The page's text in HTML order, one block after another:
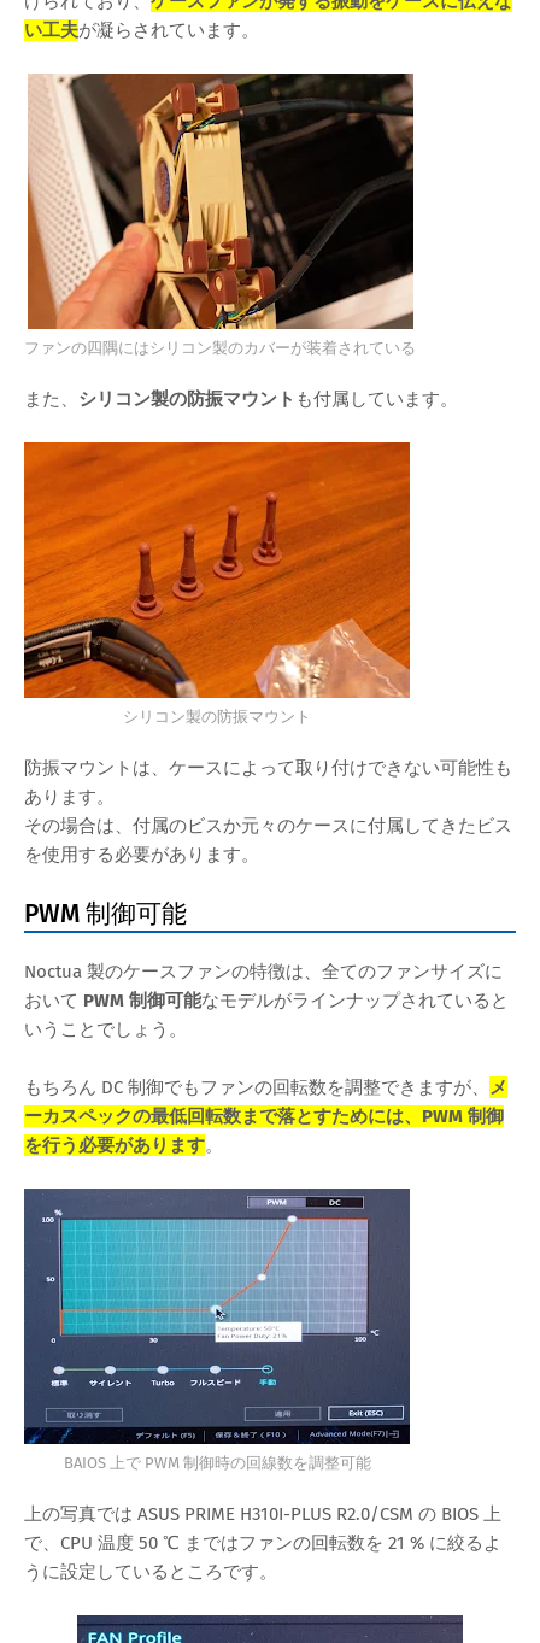
い工夫が凝らされています。
ファンの四隅にはシリコン製のカバーが装着されている
また、 シリコン製の防振マウント も付属しています。
シリコン製の防振マウント
防振マウントは、ケースによって取り付けできない可能性も
あります。
その場合は、付属のビスか元々のケースに付属してきたビス
を使用する必要があります。
PWM 制御可能
Noctua 製のケースファンの特徴は、全てのファンサイズに
おいて PWM 制御可能なモデルがラインナップされていると
いうことでしょう。
もちろん DC 制御でもファンの回転数を調整できますが、 メ
ーカスペックの最低回転数まで落とすためには、PWM 制御
を行う必要があります。
BAIOS 上で PWM 制御時の回線数を調整可能
上の写真では ASUS PRIME H310I-PLUS R2.0/CSM の BIOS 上
で、CPU 温度 50 ℃ まではファンの回転数を 21 % に絞るよ
うに設定しているところです。